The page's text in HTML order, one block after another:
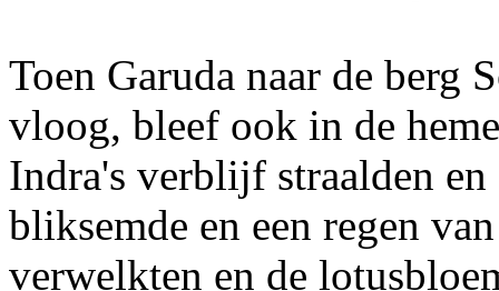
Toen Garuda naar de berg
vloog, bleef ook in de
Indra's verblijf straalden
bliksemde en een regen
verwelkten en de